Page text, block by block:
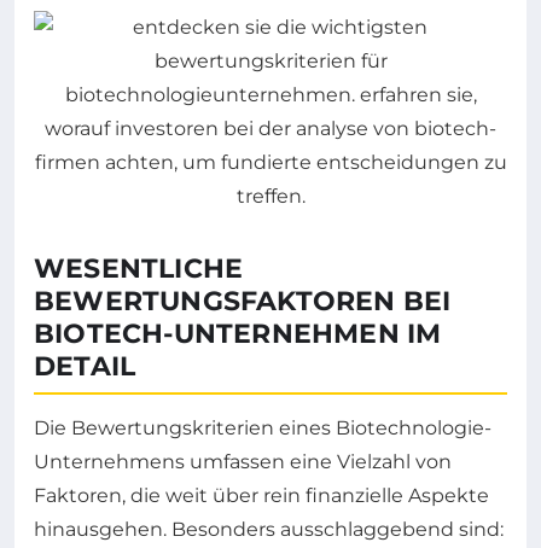
WESENTLICHE
BEWERTUNGSFAKTOREN BEI
BIOTECH-UNTERNEHMEN IM
DETAIL
Die Bewertungskriterien eines Biotechnologie-
Unternehmens umfassen eine Vielzahl von
Faktoren, die weit über rein finanzielle Aspekte
hinausgehen. Besonders ausschlaggebend sind: